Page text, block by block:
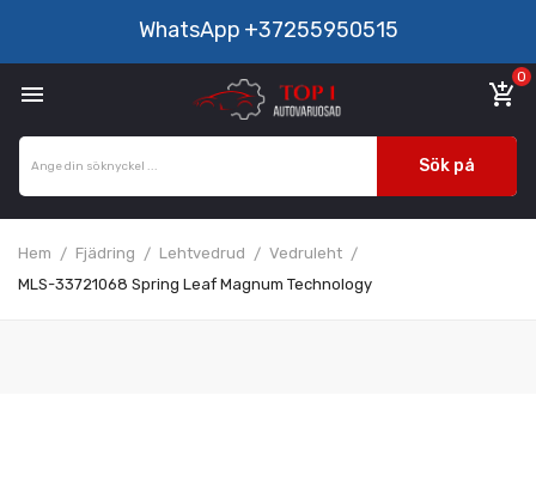
WhatsApp +37255950515
 add_shopping_cart
0
Sök på
Hem Fjädring Lehtvedrud
Vedruleht
MLS-33721068 Spring Leaf Magnum Technology